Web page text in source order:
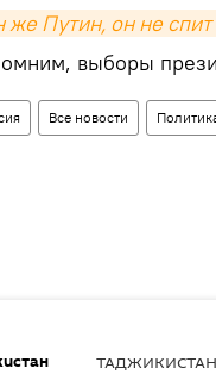
же Путин, он не
выборы
Все новости
ТАДЖИКИСТАН